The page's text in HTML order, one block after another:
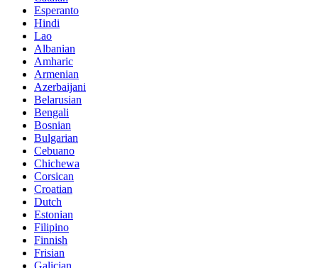
Esperanto
Hindi
Lao
Albanian
Amharic
Armenian
Azerbaijani
Belarusian
Bengali
Bosnian
Bulgarian
Cebuano
Chichewa
Corsican
Croatian
Dutch
Estonian
Filipino
Finnish
Frisian
Galician